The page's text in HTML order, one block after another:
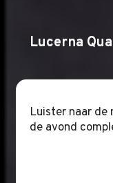
Lucerna
Luister naar de
de avond